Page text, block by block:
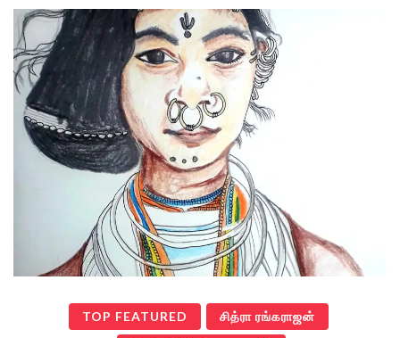
TOP FEATURED சித்ரா ரங்கராஜன்